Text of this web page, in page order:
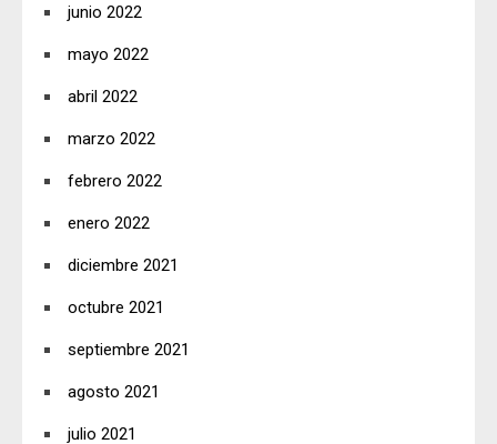
junio 2022
mayo 2022
abril 2022
marzo 2022
febrero 2022
enero 2022
diciembre 2021
octubre 2021
septiembre 2021
agosto 2021
julio 2021